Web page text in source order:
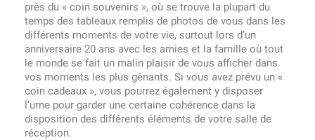
près du « coin souvenirs », où se trouve la plupart du
temps des tableaux remplis de photos de vous dans les
différents moments de votre vie, surtout lors d’un
anniversaire 20 ans avec les amies et la famille où tout
le monde se fait un malin plaisir de vous afficher dans
vos moments les plus gênants. Si vous avez prévu un «
coin cadeaux », vous pourrez également y disposer
l’urne pour garder une certaine cohérence dans la
disposition des différents éléments de votre salle de
réception.